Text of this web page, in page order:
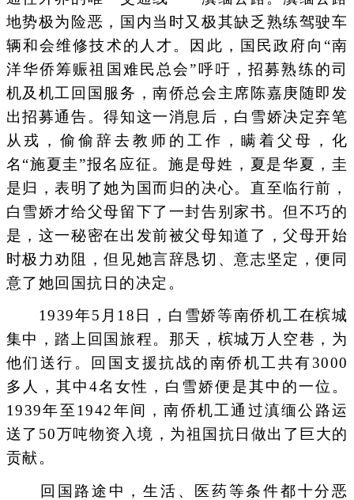
地势极为险恶，国内当时又极其缺乏熟练驾驶车
辆和会维修技术的人才。因此，国民政府向“南
洋华侨筹赈祖国难民总会”呼吁，招募熟练的司
机及机工回国服务，南侨总会主席陈嘉庚随即发
出招募通告。得知这一消息后，白雪娇决定弃笔
从戎，偷偷辞去教师的工作，瞒着父母，化
名“施夏圭”报名应征。施是母姓，夏是华夏，圭
是归，表明了她为国而归的决心。直至临行前，
白雪娇才给父母留下了一封告别家书。但不巧的
是，这一秘密在出发前被父母知道了，父母开始
时极力劝阻，但见她言辞恳切、意志坚定，便同
意了她回国抗日的决定。
1939年5月18日，白雪娇等南侨机工在槟城
集中，踏上回国旅程。那天，槟城万人空巷，为
他们送行。回国支援抗战的南侨机工共有3000
多人，其中4名女性，白雪娇便是其中的一位。
1939年至1942年间，南侨机工通过滇缅公路运
送了50万吨物资入境，为祖国抗日做出了巨大的
贡献。
回国路途中，生活、医药等条件都十分恶